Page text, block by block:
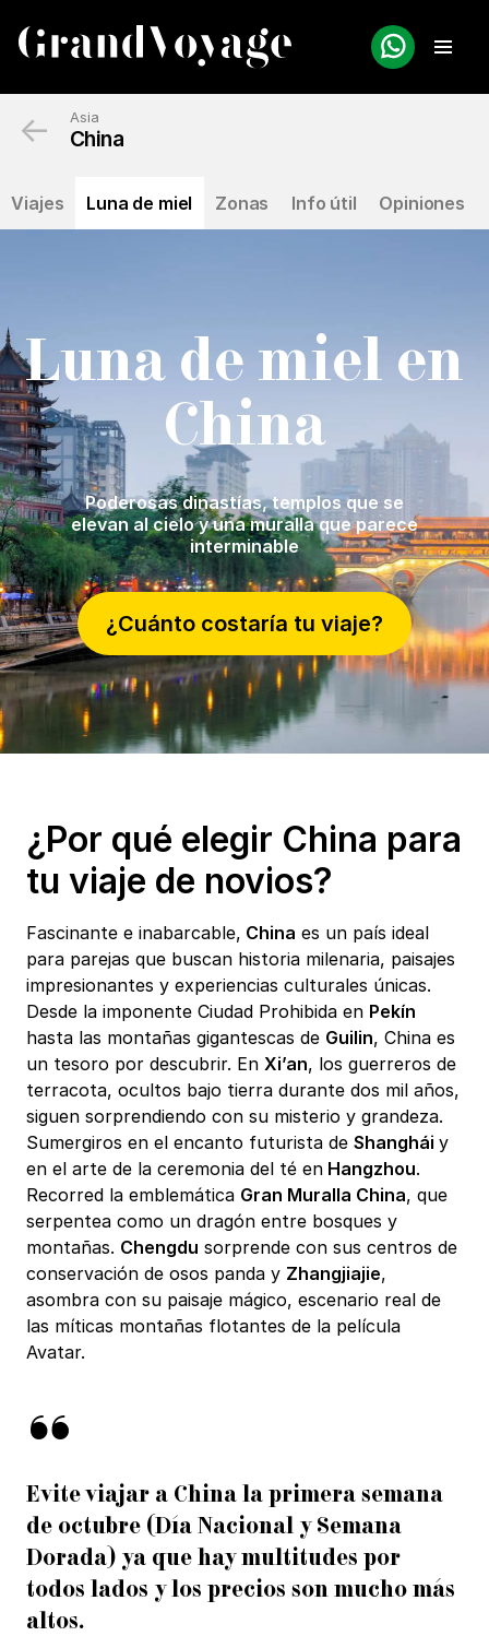
Asia
China
Viajes Luna de miel Zonas Info útil Opiniones
←
Luna de miel en
China
Poderosas dinastías, templos que se
elevan al cielo y una muralla que parece
interminable
¿Cuánto costaría tu viaje?
¿Por qué elegir China para
tu viaje de novios?
Fascinante e inabarcable, China es un país ideal
para parejas que buscan historia milenaria, paisajes
impresionantes y experiencias culturales únicas.
Desde la imponente Ciudad Prohibida en Pekín
hasta las montañas gigantescas de Guilin, China es
un tesoro por descubrir. En Xi’an, los guerreros de
terracota, ocultos bajo tierra durante dos mil años,
siguen sorprendiendo con su misterio y grandeza.
Sumergiros en el encanto futurista de Shanghái y
en el arte de la ceremonia del té en Hangzhou.
Recorred la emblemática Gran Muralla China, que
serpentea como un dragón entre bosques y
montañas. Chengdu sorprende con sus centros de
conservación de osos panda y Zhangjiajie,
asombra con su paisaje mágico, escenario real de
las míticas montañas flotantes de la película
Avatar.
Evite viajar a China la primera semana
de octubre (Día Nacional y Semana
Dorada) ya que hay multitudes por
todos lados y los precios son mucho más
altos.